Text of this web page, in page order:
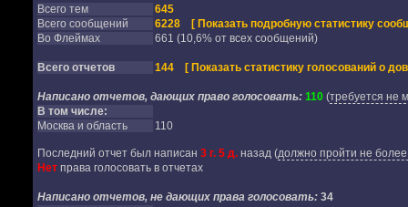
Всего тем
645
Всего сообщений
6228
[ Показать подробную статистику
Во Флеймах
661 (10,6% от всех сообщений)
Всего отчетов 144 [ Показать статистику голосований о
Написано отчетов, дающих право голосовать: 110(требуется не
В том числе:
Москва и область
110
Последний отчет был написан 3 г. 5 д.назад(должно пройти не
Нетправа голосовать в отчетах
Написано отчетов, не дающих права голосовать: 34